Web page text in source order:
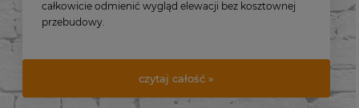
LONG – i zobacz, jak cegła dekoracyjna potrafi
całkowicie odmienić wygląd elewacji bez kosztownej
czytaj całość »